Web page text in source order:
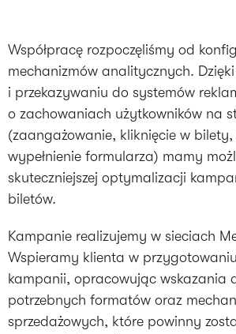
Współpracę rozpoczęliśmy od
mechanizmów analitycznych.
i przekazywaniu do systemów
o zachowaniach użytkowników na
(zaangażowanie, kliknięcie w
wypełnienie formularza) mamy
skuteczniejszej optymalizacji
biletów.
Kampanie realizujemy w sieciach
Wspieramy klienta w
kampanii, opracowując wskazania
potrzebnych formatów oraz
sprzedażowych, które powinny